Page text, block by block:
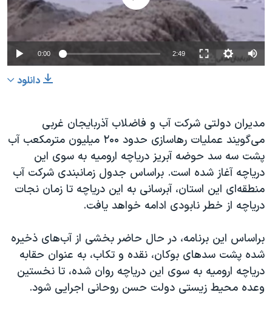
فرهنگ و زندگی
حقوق شهروندی
اقتصادی
گالری عکس
آرشیو پخش زنده
مستندها
انتخابات ریاست جمهوری آمریکا ۲۰۲۴
حمله جمهوری اسلامی به اسرائیل
اعتراضات زن، زندگی، آزادی
مجموعه مستندهای دادخواهی
تریبونال مردمی آبان ۹۸
دادگاه حمید نوری
چهل سال گروگان‌گیری
اعتراضات مردمی آبان ۹۸
اسرائیل در جنگ
نرگس محمدی برنده جایزه نوبل صلح
دنبال کنید
0:00 2:49
دانلود
مدیران دولتی شرکت آب و فاضلاب آذربایجان غربی
می‌گویند عملیات رهاسازی حدود ۲۰۰ میلیون مترمکعب آب
پشت سه سد حوضه آبریز دریاچه ارومیه به سوی این
دریاچه آغاز شده است. براساس جدول زمانبندی شرکت آب
منطقه‌ای این استان، آبرسانی به این دریاچه تا زمان نجات
دریاچه از خطر نابودی ادامه خواهد یافت.
براساس این برنامه، در حال حاضر بخشی از آب‌های ذخیره
شده پشت سدهای بوکان، نقده و تکاب، به عنوان حقابه
دریاچه ارومیه به سوی این دریاچه روان شده، تا نخستین
وعده محیط زیستی دولت حسن روحانی اجرایی شود.